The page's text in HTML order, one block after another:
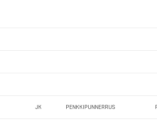
JK PENKKIPUNNERRUS